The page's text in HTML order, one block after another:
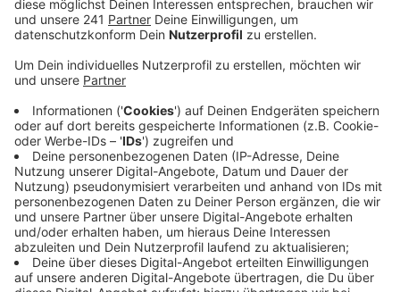
Pflegeheimen.
Veröffentlicht:Samstag, 24.04.2021 12:25
Anzeige
Wie bereits berichtet ist das „Haus Thiele“ betroffen.
Bei 17 Bewohnern und sieben Mitarbeitern konnte
inzwischen die britische Virusvariante festgestellt
werden. Bei allen gibt es bisher einen milden
Krankheitsverlauf. Im Moment sieht es so aus als
hätten die Schutzimpfungen Wirkung gezeigt, so die
Leiterin des Oberbergischen Gesundheitsamts. Warum